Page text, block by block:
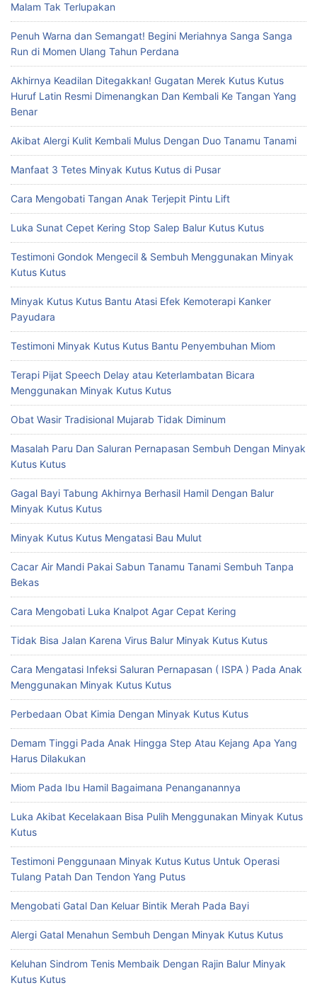
Malam Tak Terlupakan
Penuh Warna dan Semangat! Begini Meriahnya Sanga Sanga
Run di Momen Ulang Tahun Perdana
Akhirnya Keadilan Ditegakkan! Gugatan Merek Kutus Kutus
Huruf Latin Resmi Dimenangkan Dan Kembali Ke Tangan Yang
Benar
Akibat Alergi Kulit Kembali Mulus Dengan Duo Tanamu Tanami
Manfaat 3 Tetes Minyak Kutus Kutus di Pusar
Cara Mengobati Tangan Anak Terjepit Pintu Lift
Luka Sunat Cepet Kering Stop Salep Balur Kutus Kutus
Testimoni Gondok Mengecil & Sembuh Menggunakan Minyak
Kutus Kutus
Minyak Kutus Kutus Bantu Atasi Efek Kemoterapi Kanker
Payudara
Testimoni Minyak Kutus Kutus Bantu Penyembuhan Miom
Terapi Pijat Speech Delay atau Keterlambatan Bicara
Menggunakan Minyak Kutus Kutus
Obat Wasir Tradisional Mujarab Tidak Diminum
Masalah Paru Dan Saluran Pernapasan Sembuh Dengan Minyak
Kutus Kutus
Gagal Bayi Tabung Akhirnya Berhasil Hamil Dengan Balur
Minyak Kutus Kutus
Minyak Kutus Kutus Mengatasi Bau Mulut
Cacar Air Mandi Pakai Sabun Tanamu Tanami Sembuh Tanpa
Bekas
Cara Mengobati Luka Knalpot Agar Cepat Kering
Tidak Bisa Jalan Karena Virus Balur Minyak Kutus Kutus
Cara Mengatasi Infeksi Saluran Pernapasan ( ISPA ) Pada Anak
Menggunakan Minyak Kutus Kutus
Perbedaan Obat Kimia Dengan Minyak Kutus Kutus
Demam Tinggi Pada Anak Hingga Step Atau Kejang Apa Yang
Harus Dilakukan
Miom Pada Ibu Hamil Bagaimana Penanganannya
Luka Akibat Kecelakaan Bisa Pulih Menggunakan Minyak Kutus
Kutus
Testimoni Penggunaan Minyak Kutus Kutus Untuk Operasi
Tulang Patah Dan Tendon Yang Putus
Mengobati Gatal Dan Keluar Bintik Merah Pada Bayi
Alergi Gatal Menahun Sembuh Dengan Minyak Kutus Kutus
Keluhan Sindrom Tenis Membaik Dengan Rajin Balur Minyak
Kutus Kutus